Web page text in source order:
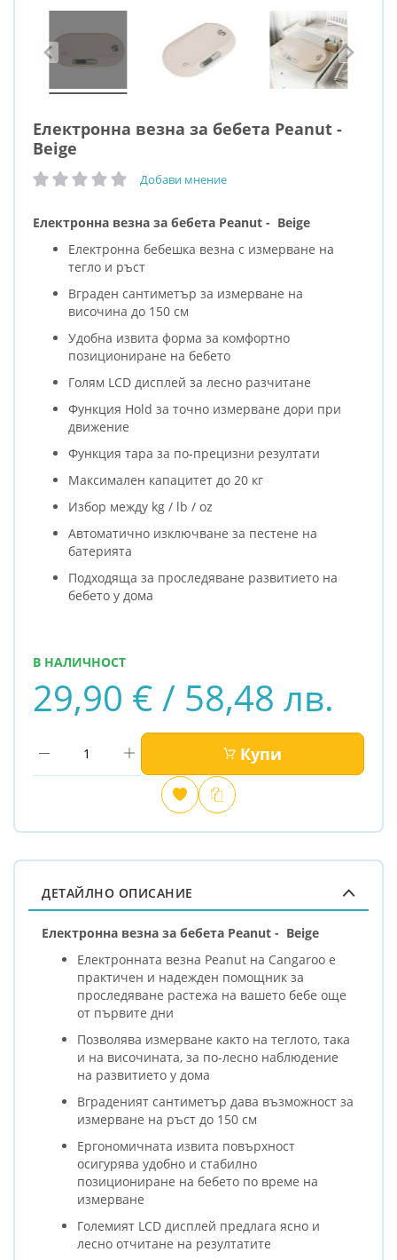
Електронна везна за бебета Peanut -
Beige
рейтинг: Добави мнение
Електронна везна за бебета Peanut - Beige
Електронна бебешка везна с измерване на
тегло и ръст
Вграден сантиметър за измерване на
височина до 150 см
Удобна извита форма за комфортно
позициониране на бебето
Голям LCD дисплей за лесно разчитане
Функция Hold за точно измерване дори при
движение
Функция тара за по-прецизни резултати
Максимален капацитет до 20 кг
Избор между kg / lb / oz
Автоматично изключване за пестене на
батерията
Подходяща за проследяване развитието на
бебето у дома
29,90 € / 58,48 лв.
В НАЛИЧНОСТ
Купи
Добави
любими
Сравни
ДЕТАЙЛНО ОПИСАНИЕ
Електронна везна за бебета Peanut - Beige
Електронната везна Peanut на Cangaroo е
практичен и надежден помощник за
проследяване растежа на вашето бебе още
от първите дни
Позволява измерване както на теглото, така
и на височината, за по-лесно наблюдение
на развитието у дома
Вграденият сантиметър дава възможност за
измерване на ръст до 150 см
Ергономичната извита повърхност
осигурява удобно и стабилно
позициониране на бебето по време на
измерване
Големият LCD дисплей предлага ясно и
лесно отчитане на резултатите